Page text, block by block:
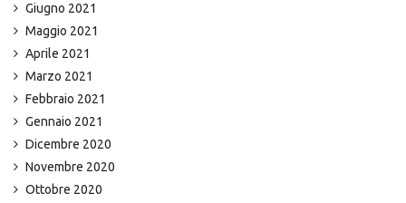
Giugno 2021
Maggio 2021
Aprile 2021
Marzo 2021
Febbraio 2021
Gennaio 2021
Dicembre 2020
Novembre 2020
Ottobre 2020